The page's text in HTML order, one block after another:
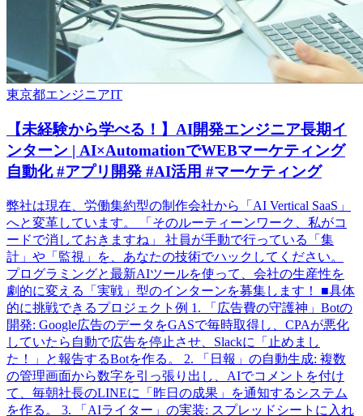
東京都エンジニアIT
【未経験から学べる！】AI開発エンジニア長期イ
ンターン | AI×AutomationでWEBマーケティング
自動化 #アプリ開発 #AI活用 #マーケティング
弊社は現在、労働集約型の制作会社から「AI Vertical SaaS」
へと変革しています。 「そのルーティーンワーク、私がコ
ードで消しておきますね」 社員が手動で行っている「集
計」や「監視」を、あなたの技術でハックしてください。
プログラミングと最新AIツールを使って、会社の生産性を
劇的に変える「実戦」型のインターンを募集します！ ■具体
的に挑戦できるプロジェクト例 1. 「広告費の守護神」Botの
開発: Google広告のデータをGASで毎時取得し、CPAが悪化
していたら自動で広告を停止させ、Slackに「止めまし
た！」と報告するBotを作る。 2. 「日報」の自動生成: 複数
の管理画面から数字を引っ張り出し、AIでコメントを付け
て、毎朝社長のLINEに「昨日の成果」を通知するシステム
を作る。 3. 「AIライター」の実装: スプレッドシートに入れ